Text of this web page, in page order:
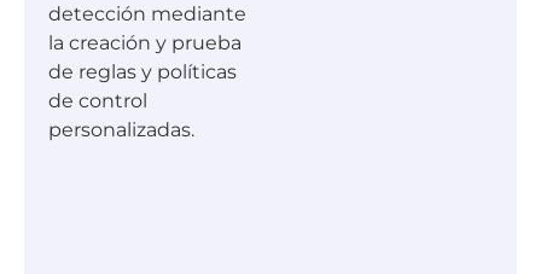
detección mediante
la creación y prueba
de reglas y políticas
de control
personalizadas.